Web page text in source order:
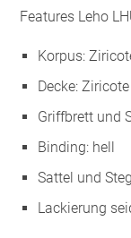
Features Leho
Korpus:
Decke:
Griffbrett und
Binding: hell
Sattel und
Lackierung